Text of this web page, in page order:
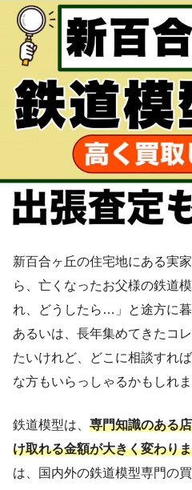
新百合ヶ丘の住宅地にある実
ら、亡くなったお父様の鉄道
れ、どうしたら…」と途方に暮
あるいは、長年集めてきたコ
たいけれど、どこに相談すれ
な方もいらっしゃるかもしれま
鉄道模型は、 専門知識のある
け取れる金額が大きく変わり
は、国内外の鉄道模型専門の